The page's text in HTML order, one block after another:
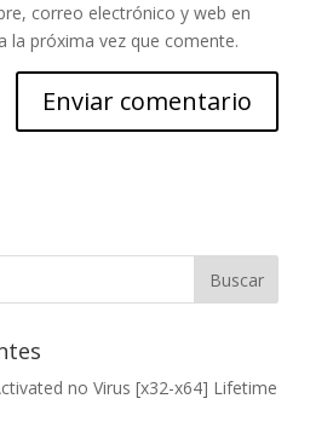
correo electrónico y web en
la próxima vez que comente.
no Virus [x32-x64] Lifetime